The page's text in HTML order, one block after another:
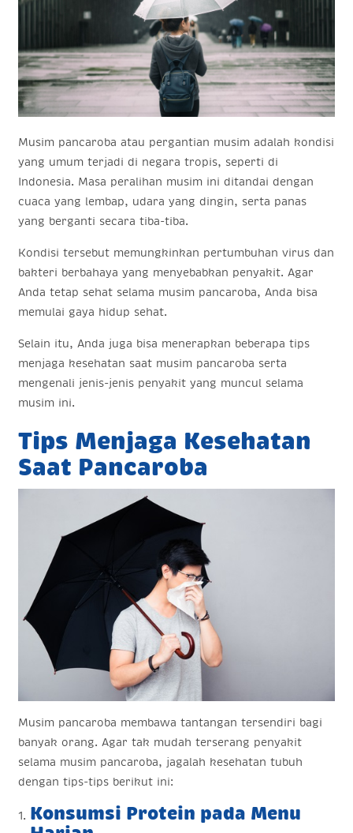
Musim pancaroba atau pergantian musim adalah kondisi
yang umum terjadi di negara tropis, seperti di
Indonesia. Masa peralihan musim ini ditandai dengan
cuaca yang lembap, udara yang dingin, serta panas
yang berganti secara tiba-tiba.
Kondisi tersebut memungkinkan pertumbuhan virus dan
bakteri berbahaya yang menyebabkan penyakit. Agar
Anda tetap sehat selama musim pancaroba, Anda bisa
memulai gaya hidup sehat.
Selain itu, Anda juga bisa menerapkan beberapa tips
menjaga kesehatan saat musim pancaroba serta
mengenali jenis-jenis penyakit yang muncul selama
musim ini.
Tips Menjaga Kesehatan
Saat Pancaroba
Musim pancaroba membawa tantangan tersendiri bagi
banyak orang. Agar tak mudah terserang penyakit
selama musim pancaroba, jagalah kesehatan tubuh
dengan tips-tips berikut ini:
Konsumsi Protein pada Menu